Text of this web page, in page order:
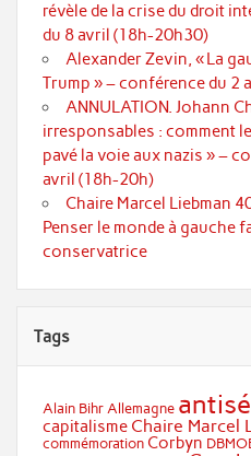
révèle de la crise du droit
du 8 avril (18h-20h30)
Alexander Zevin, « La
Trump » – conférence du 2
ANNULATION. Johann
irresponsables : comment
pavé la voie aux nazis » –
avril (18h-20h)
Chaire Marcel Liebman
Penser le monde à gauche
conservatrice
Tags
Alain Bihr Allemagne
capitalisme Chaire Marcel
commémoration Corbyn